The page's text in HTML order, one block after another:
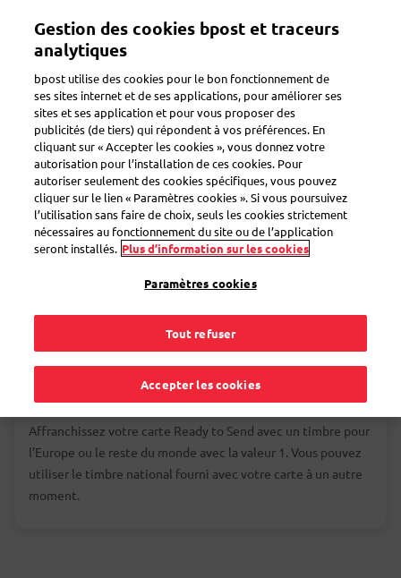
contenu
Toggle navigation
Cartes postales prêtes à l'envoi
Comment affranchir
une carte Ready-to-
Send pour un envoi à
l’étranger ?
Affranchissez votre carte Ready to Send avec un timbre pour
l’Europe ou le reste du monde avec la valeur 1. Vous pouvez
utiliser le timbre national fourni avec votre carte à un autre
moment.
Gestion des cookies bpost et traceurs
analytiques
bpost utilise des cookies pour le bon fonctionnement de
ses sites internet et de ses applications, pour améliorer ses
sites et ses application et pour vous proposer des
publicités (de tiers) qui répondent à vos préférences. En
cliquant sur « Accepter les cookies », vous donnez votre
autorisation pour l’installation de ces cookies. Pour
autoriser seulement des cookies spécifiques, vous pouvez
cliquer sur le lien « Paramètres cookies ». Si vous poursuivez
l’utilisation sans faire de choix, seuls les cookies strictement
nécessaires au fonctionnement du site ou de l’application
seront installés. Plus d’information sur les cookies
Paramètres cookies
Tout refuser
Accepter les cookies